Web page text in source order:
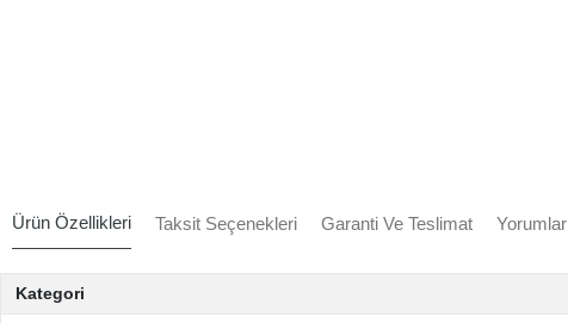
Ürün Özellikleri Taksit Seçenekleri Garanti Ve Teslimat Yorumlar
Kategori